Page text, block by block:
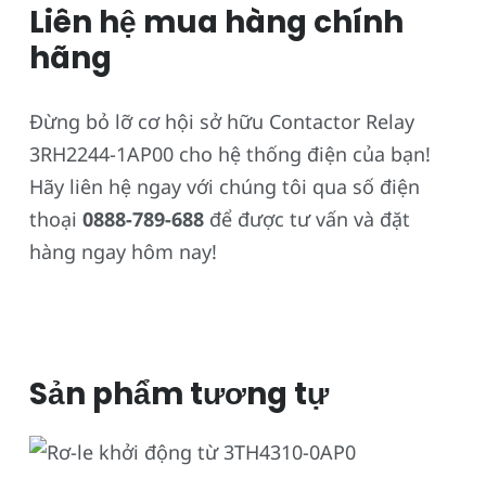
Liên hệ mua hàng chính
hãng
Đừng bỏ lỡ cơ hội sở hữu Contactor Relay
3RH2244-1AP00 cho hệ thống điện của bạn!
Hãy liên hệ ngay với chúng tôi qua số điện
thoại 0888-789-688 để được tư vấn và đặt
hàng ngay hôm nay!
Sản phẩm tương tự